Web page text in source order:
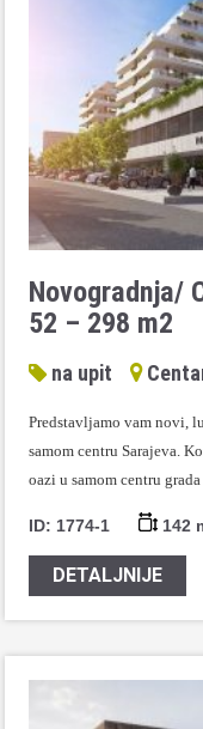
Novogradnja/
52 – 298 m2
na upit
Predstavljamo vam novi,
samom centru Sarajeva.
oazi u samom centru
ID: 1774-1 142
DETALJNIJE